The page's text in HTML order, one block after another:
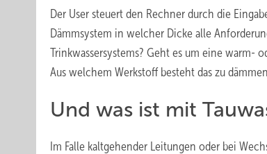
Der User steuert den Rechner durch die
Dämmsystem in welcher Dicke alle
Trinkwassersystems? Geht es um eine warm-
Aus welchem Werkstoff besteht das zu
Und was ist mit
Im Falle kaltgehender Leitungen oder bei